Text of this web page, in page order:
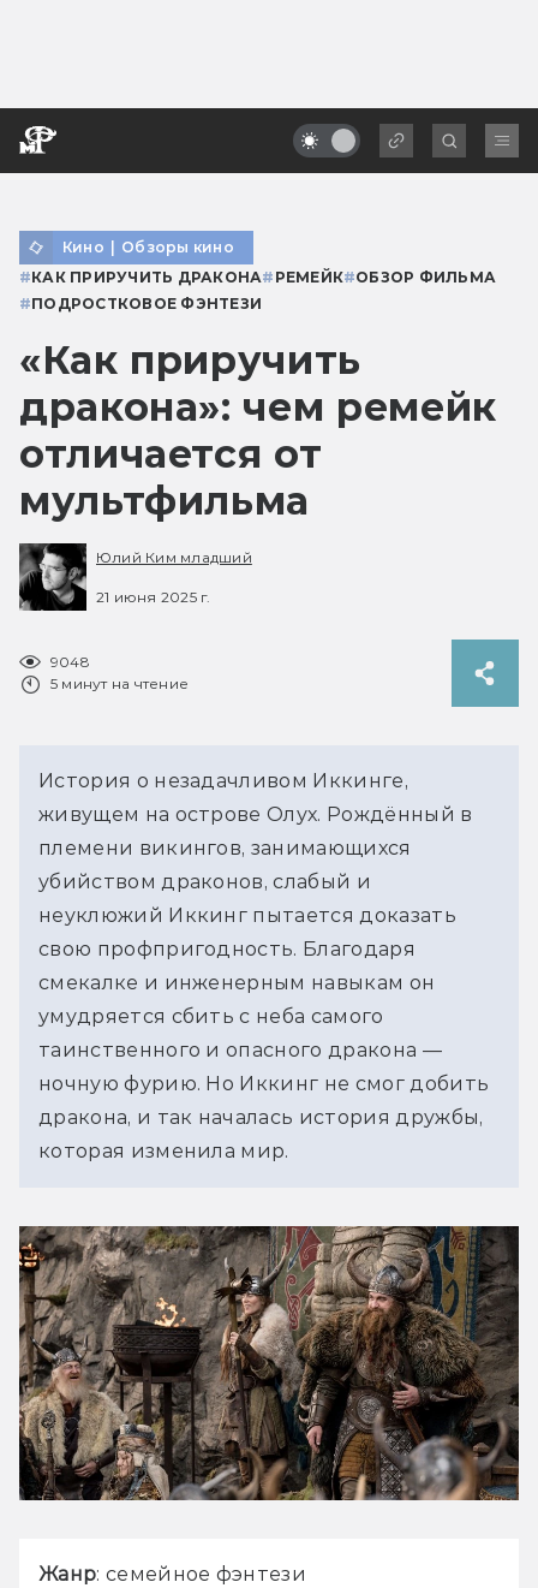
Кино | Обзоры кино
#КАК ПРИРУЧИТЬ ДРАКОНА# РЕМЕЙК#ОБЗОР ФИЛЬМА
#ПОДРОСТКОВОЕ ФЭНТЕЗИ
«Как приручить
дракона»: чем ремейк
отличается от
мультфильма
Юлий Ким младший
21 июня 2025 г.
9048
5 минут на чтение
История о незадачливом Иккинге,
живущем на острове Олух. Рождённый в
племени викингов, занимающихся
убийством драконов, слабый и
неуклюжий Иккинг пытается доказать
свою профпригодность. Благодаря
смекалке и инженерным навыкам он
умудряется сбить с неба самого
таинственного и опасного дракона —
ночную фурию. Но Иккинг не смог добить
дракона, и так началась история дружбы,
которая изменила мир.
Жанр: семейное фэнтези